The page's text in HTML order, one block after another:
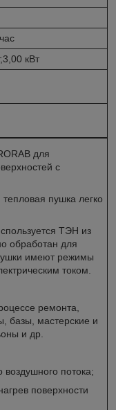
кВт
для
с
пушка легко
ТЭН из
обработан для
имеют режимы
током.
ремонта,
базы, мастерские и
и др.
потока;
поверхности